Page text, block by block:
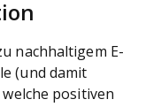
nachhaltigem E-
(und damit
positiven